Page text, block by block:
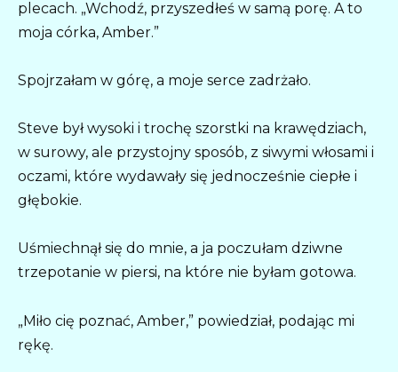
plecach. „Wchodź, przyszedłeś w samą porę. A to
moja córka, Amber.”
Spojrzałam w górę, a moje serce zadrżało.
Steve był wysoki i trochę szorstki na krawędziach,
w surowy, ale przystojny sposób, z siwymi włosami i
oczami, które wydawały się jednocześnie ciepłe i
głębokie.
Uśmiechnął się do mnie, a ja poczułam dziwne
trzepotanie w piersi, na które nie byłam gotowa.
„Miło cię poznać, Amber,” powiedział, podając mi
rękę.